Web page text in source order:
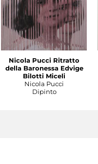
Nicola Pucci Ritratto
della Baronessa Edvige
Bilotti Miceli
Nicola Pucci
Dipinto